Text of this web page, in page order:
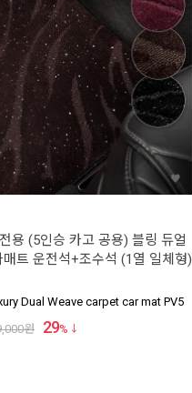
용 (5인승 카고 공용) 블링 듀얼
트 운전석+조수석 (1열 일체형)
Dual Weave carpet car mat PV5
원 29%